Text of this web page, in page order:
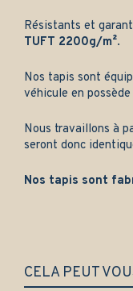
Résistants et
TUFT 2200g/m².
Nos tapis sont
véhicule en possède
Nous travaillons à
seront donc
Nos tapis sont
CELA PEUT